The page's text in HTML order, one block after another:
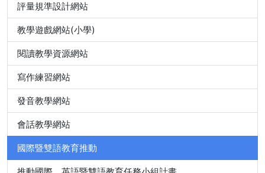
評量規準設計網站
教學遊戲網站(小學)
閱讀教學資源網站
寫作練習網站
發音教學網站
會話教學網站
國際暨雙語教育推動